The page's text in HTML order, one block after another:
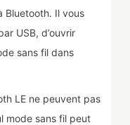
Bluetooth. Il vous
USB, d’ouvrir
sans fil dans
LE ne peuvent pas
mode sans fil peut